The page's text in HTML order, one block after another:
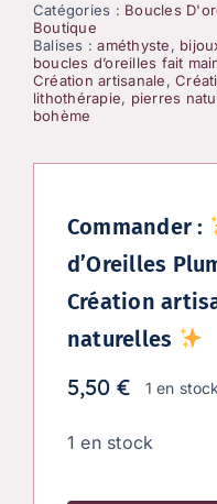
Catégories : Boucles
Boutique
Balises :améthyste,
boucles d’oreilles fait
Création artisanale,
lithothérapie, pierres
bohème
Commander :
d’Oreilles
Création
naturelles
5,50 € 1 en stock
1 en stock